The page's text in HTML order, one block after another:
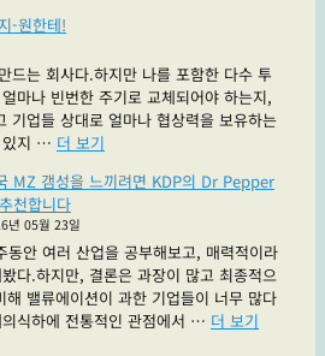
?"
치
자"
-원한테!
드는 회사다.하지만 나를 포함한 다수 투
마나 빈번한 주기로 교체되어야 하는지,
기업들 상대로 얼마나 협상력을 보유하는
있지 … 더 보기
자
과
해
요
와
MZ 갬성을 느끼려면 KDP의 Dr Pepper
천합니다
년 05월 23일
동안 여러 산업을 공부해보고, 매력적이라
다.하지만, 결론은 과장이 많고 최종적으
밸류에이션이 과한 기업들이 너무 많다
식하에 전통적인 관점에서 … 더 보기